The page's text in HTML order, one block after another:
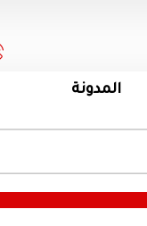
المدونة